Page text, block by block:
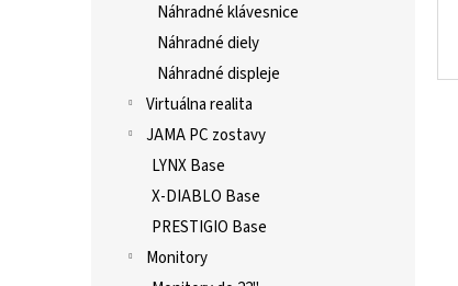
Náhradné klávesnice
Náhradné diely
Náhradné displeje
Virtuálna realita
JAMA PC zostavy
LYNX Base
X-DIABLO Base
PRESTIGIO Base
Monitory